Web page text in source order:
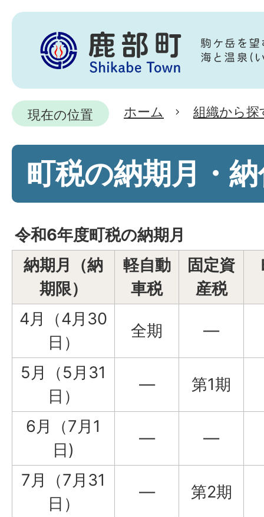
現在の位置 ホーム 組織から探
町税の納期月・
令和6年度町税の納期月
納期月（納
期限）
軽自動
車税
固定資
産税
4月（4月30
日）
全期 ―
5月（5月31
日）
― 第1期
6月（7月1
日)
― ―
7月（7月31
日）
― 第2期